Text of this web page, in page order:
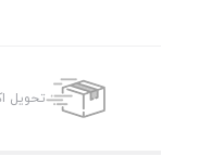
تحویل